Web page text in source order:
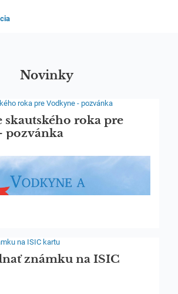
Novinky
skautského roka pre
pozvánka
známku na ISIC